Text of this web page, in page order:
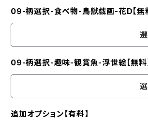
09-柄選択-食べ物-鳥獣戯画-花D【無
09-柄選択-趣味-観賞魚-浮世絵【無料
追加オプション【有料】